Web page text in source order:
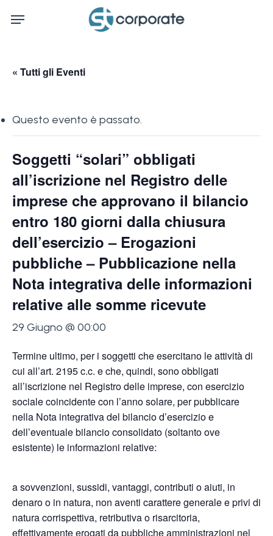
Menu
« Tutti gli Eventi
Questo evento è passato.
Soggetti “solari” obbligati
all’iscrizione nel Registro delle
imprese che approvano il bilancio
entro 180 giorni dalla chiusura
dell’esercizio – Erogazioni
pubbliche – Pubblicazione nella
Nota integrativa delle informazioni
relative alle somme ricevute
29 Giugno @ 00:00
Termine ultimo, per i soggetti che esercitano le attività di
cui all’art. 2195 c.c. e che, quindi, sono obbligati
all’iscrizione nel Registro delle imprese, con esercizio
sociale coincidente con l’anno solare, per pubblicare
nella Nota integrativa del bilancio d’esercizio e
dell’eventuale bilancio consolidato (soltanto ove
esistente) le informazioni relative:
a sovvenzioni, sussidi, vantaggi, contributi o aiuti, in
denaro o in natura, non aventi carattere generale e privi di
natura corrispettiva, retributiva o risarcitoria,
effettivamente erogati da pubbliche amministrazioni nel